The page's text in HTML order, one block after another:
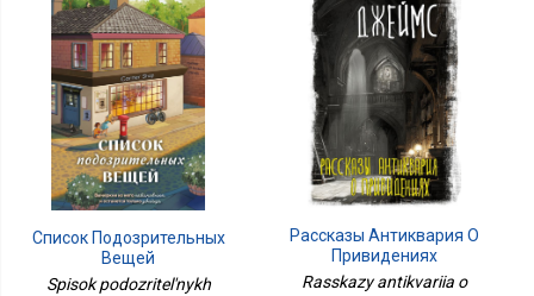
Список Подозрительных
Вещей
Spisok podozritel'nykh
Рассказы Антиквария О
Привидениях
Rasskazy antikvariia o